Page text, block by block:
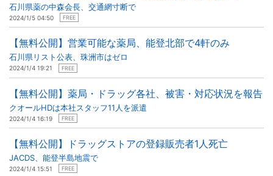
石川県薬の中森会長、交通網寸断で
2024/1/5 04:50 FREE
【無料公開】営業可能な薬局、能登北部で4軒のみ
石川県リスト公表、珠洲市はゼロ
2024/1/4 19:21 FREE
【無料公開】薬局・ドラッグ各社、被害・対応状況を報告
クオールHDは本社スタッフ11人を派遣
2024/1/4 16:19 FREE
【無料公開】ドラッグストアの登録販売者1人死亡
JACDS、能登半島地震で
2024/1/4 15:51 FREE